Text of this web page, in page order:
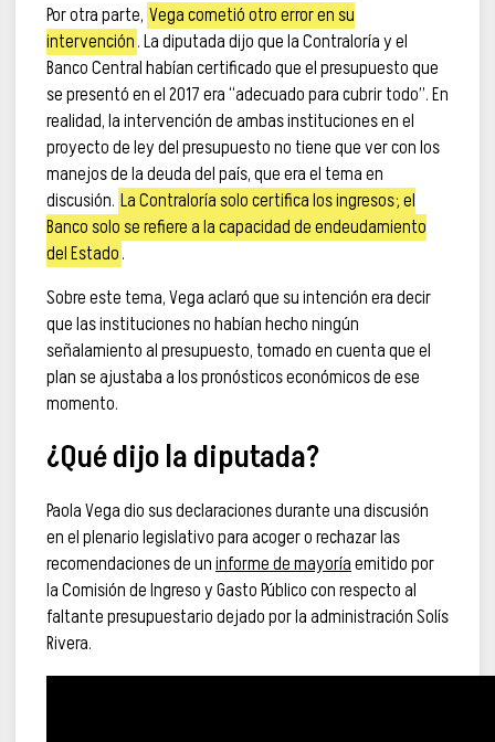
Por otra parte, Vega cometió otro error en su
intervención. La diputada dijo que la Contraloría y el
Banco Central habían certificado que el presupuesto que
se presentó en el 2017 era “adecuado para cubrir todo”. En
realidad, la intervención de ambas instituciones en el
proyecto de ley del presupuesto no tiene que ver con los
manejos de la deuda del país, que era el tema en
discusión. La Contraloría solo certifica los ingresos; el
Banco solo se refiere a la capacidad de endeudamiento
del Estado.
Sobre este tema, Vega aclaró que su intención era decir
que las instituciones no habían hecho ningún
señalamiento al presupuesto, tomado en cuenta que el
plan se ajustaba a los pronósticos económicos de ese
momento.
¿Qué dijo la diputada?
Paola Vega dio sus declaraciones durante una discusión
en el plenario legislativo para acoger o rechazar las
recomendaciones de uninforme de mayoríaemitido por
la Comisión de Ingreso y Gasto Público con respecto al
faltante presupuestario dejado por la administración Solís
Rivera.